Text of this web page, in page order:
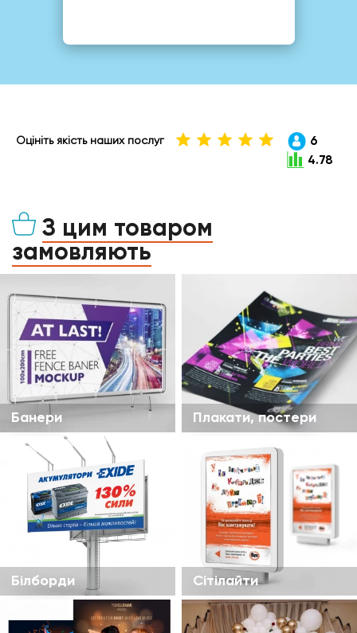
Оцініть якість наших послуг
6
4.78
З цим товаром
замовляють
Банери Плакати, постери
Білборди Сітілайти